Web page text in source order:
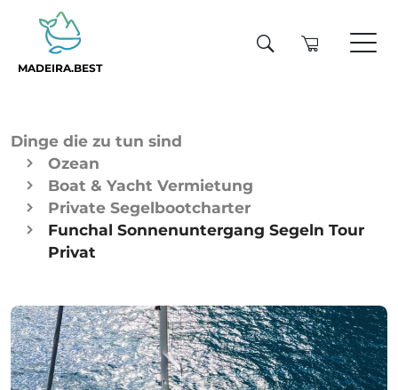
MADEIRA.BEST
Dinge die zu tun sind
Ozean
Boat & Yacht Vermietung
Private Segelbootcharter
Funchal Sonnenuntergang Segeln Tour
Privat